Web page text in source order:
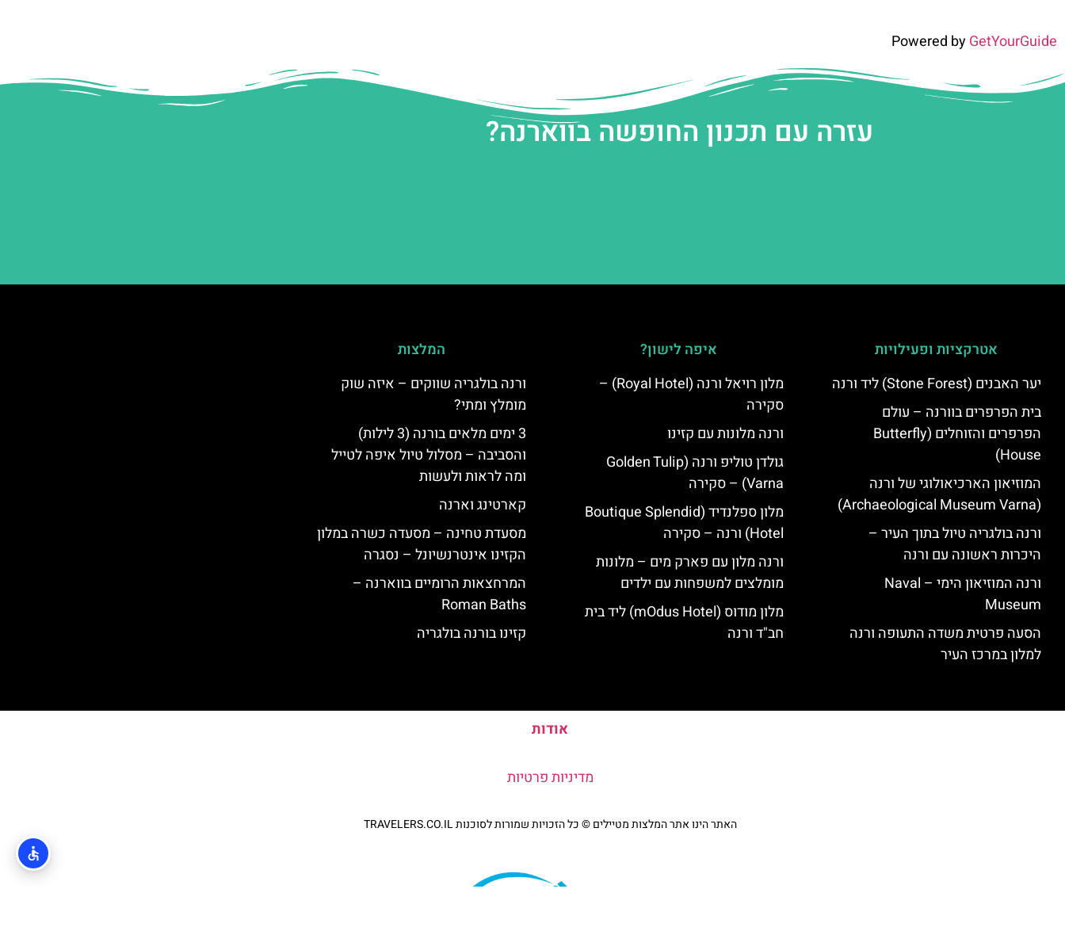
Powered byGetYourGuide
עזרה עם תכנון החופשה בווארנה?
אטרקציות ופעילויות
יער האבנים (Stone Forest) ליד ורנה
בית הפרפרים בוורנה – עולם
הפרפרים והזוחלים (Butterfly
House)
המוזיאון הארכיאולוגי של ורנה
(Archaeological Museum Varna)
ורנה בולגריה טיול בתוך העיר –
היכרות ראשונה עם ורנה
ורנה המוזיאון הימי – Naval
Museum
הסעה פרטית משדה התעופה ורנה
למלון במרכז העיר
איפה לישון?
מלון רויאל ורנה (Royal Hotel) –
סקירה
ורנה מלונות עם קזינו
גולדן טוליפ ורנה (Golden Tulip
Varna) – סקירה
מלון ספלנדיד (Boutique Splendid
Hotel) ורנה – סקירה
ורנה מלון עם פארק מים – מלונות
מומלצים למשפחות עם ילדים
מלון מודוס (mOdus Hotel) ליד בית
חב"ד ורנה
המלצות
ורנה בולגריה שווקים – איזה שוק
מומלץ ומתי?
3 ימים מלאים בורנה (3 לילות)
והסביבה – מסלול טיול איפה לטייל
ומה לראות ולעשות
קארטינג וארנה
מסעדת טחינה – מסעדה כשרה במלון
הקזינו אינטרנשיונל – נסגרה
המרחצאות הרומיים בווארנה –
Roman Baths
קזינו בורנה בולגריה
אודות
מדיניות פרטיות
האתר הינו אתר המלצות מטיילים © כל הזכויות שמורות לסוכנות TRAVELERS.CO.IL